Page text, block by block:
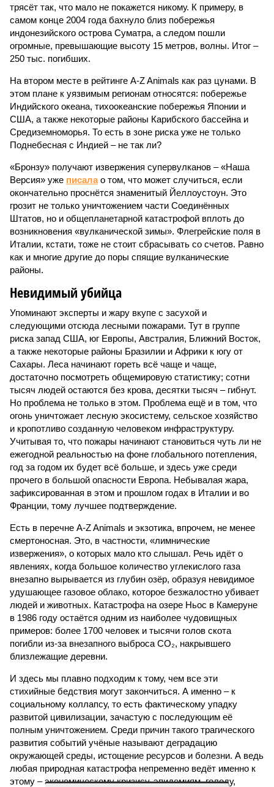
трясёт так, что мало не покажется никому. К примеру, в
самом конце 2004 года бахнуло близ побережья
индонезийского острова Суматра, а следом пошли
огромные, превышающие высоту 15 метров, волны. Итог –
250 тыс. погибших.
На втором месте в рейтинге A-Z Animals как раз цунами. В
этом плане к уязвимым регионам относятся: побережье
Индийского океана, тихо­океанские побережья Японии и
США, а также некоторые районы Карибского бассейна и
Средиземноморья. То есть в зоне риска уже не только
Поднебесная с Индией – не так ли?
«Бронзу» получают извержения супервулканов – «Наша
Версия» уже писалао том, что может случиться, если
окончательно проснётся знаменитый Йеллоустоун. Это
грозит не только уничтожением части Соединённых
Штатов, но и общепланетарной катастрофой вплоть до
возникновения «вулканической зимы». Флегрейские поля в
Италии, кстати, тоже не стоит сбрасывать со счетов. Равно
как и многие другие до поры спящие вулканические
районы.
Невидимый убийца
Упоминают эксперты и жару вкупе с засухой и
следующими отсюда лесными пожарами. Тут в группе
риска запад США, юг Европы, Австралия, Ближний Восток,
а также некоторые районы Бразилии и Африки к югу от
Сахары. Леса начинают гореть всё чаще и чаще,
достаточно посмотреть общемировую статистику; сотни
тысяч людей остаются без крова, десятки тысяч – гибнут.
Но проблема не только в этом. Проблема ещё и в том, что
огонь уничтожает лесную экосистему, сельское хозяйство
и кропотливо созданную человеком инфраструктуру.
Учитывая то, что пожары начинают становиться чуть ли не
ежегодной реальностью на фоне глобального потепления,
год за годом их будет всё больше, и здесь уже среди
прочего в большой опасности Европа. Небывалая жара,
зафиксированная в этом и прошлом годах в Италии и во
Франции, тому лучшее подтверждение.
Есть в перечне A-Z Animals и экзотика, впрочем, не менее
смертоносная. Это, в частности, «лимнические
извержения», о которых мало кто слышал. Речь идёт о
явлениях, когда большое количество углекислого газа
внезапно вырывается из глубин озёр, образуя невидимое
удушающее газовое облако, которое безжалостно убивает
людей и животных. Катастрофа на озере Ньос в Камеруне
в 1986 году остаётся одним из наиболее чудовищных
примеров: более 1700 человек и тысячи голов скота
погибли из-за внезапного выброса CO₂, накрывшего
близлежащие деревни.
И здесь мы плавно подходим к тому, чем все эти
стихийные бедствия могут закончиться. А именно – к
социальному коллапсу, то есть фактическому упадку
развитой цивилизации, зачастую с последующим её
полным уничтожением. Среди причин такого трагического
развития событий учёные называют деградацию
окружающей среды, истощение ресурсов и болезни. А ведь
любая природная катастрофа непременно ведёт именно к
этому – экономическому кризису, эпидемиям, голоду,